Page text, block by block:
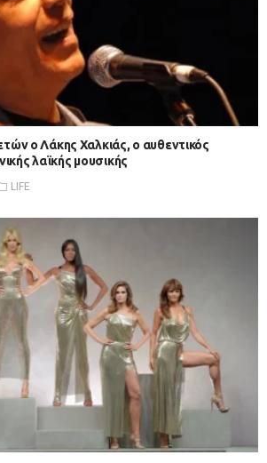
ο Λάκης Χαλκιάς, ο αυθεντικός
λαϊκής μουσικής
LIFE